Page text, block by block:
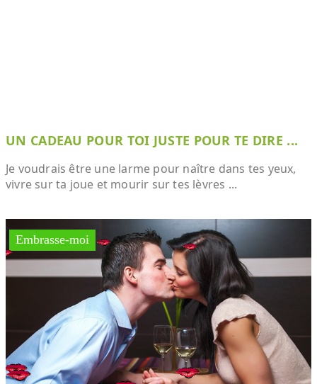
UN CADEAU POUR TOI JUSTE POUR TE DIRE ...
Je voudrais être une larme pour naître dans tes yeux,
vivre sur ta joue et mourir sur tes lèvres ...